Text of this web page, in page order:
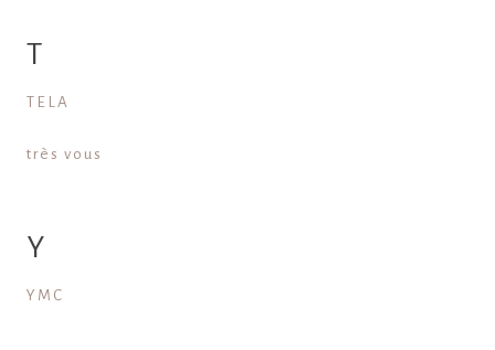
T
TELA
très vous
Y
YMC